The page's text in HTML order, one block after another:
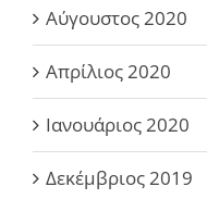
Αύγουστος 2020
Απρίλιος 2020
Ιανουάριος 2020
Δεκέμβριος 2019